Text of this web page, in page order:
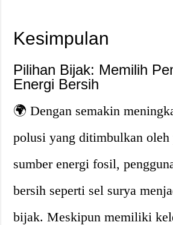
Kesimpulan
Pilihan Bijak: Memilih
Energi Bersih
🌍 Dengan semakin
polusi yang ditimbulkan oleh
sumber energi fosil,
bersih seperti sel surya
bijak. Meskipun memiliki